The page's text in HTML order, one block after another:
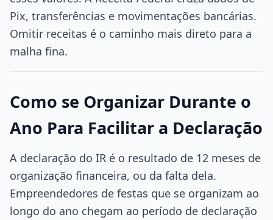
Pix, transferências e movimentações bancárias.
Omitir receitas é o caminho mais direto para a
malha fina.
Como se Organizar Durante o
Ano Para Facilitar a Declaração
A declaração do IR é o resultado de 12 meses de
organização financeira, ou da falta dela.
Empreendedores de festas que se organizam ao
longo do ano chegam ao período de declaração